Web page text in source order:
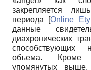
закрепляется
периода
[Online
данные
диахронических
способствующих
объема. Кроме
упомянутых